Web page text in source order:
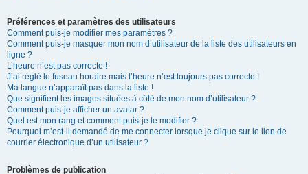
Préférences et paramètres des utilisateurs
Comment puis-je modifier mes paramètres ?
Comment puis-je masquer mon nom d’utilisateur de la liste des utilisateurs en
ligne ?
L’heure n’est pas correcte !
J’ai réglé le fuseau horaire mais l’heure n’est toujours pas correcte !
Ma langue n’apparaît pas dans la liste !
Que signifient les images situées à côté de mon nom d’utilisateur ?
Comment puis-je afficher un avatar ?
Quel est mon rang et comment puis-je le modifier ?
Pourquoi m’est-il demandé de me connecter lorsque je clique sur le lien de
courrier électronique d’un utilisateur ?
Problèmes de publication